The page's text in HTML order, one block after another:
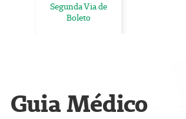
Segunda Via de
Boleto
Guia Médico